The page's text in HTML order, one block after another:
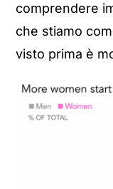
comprendere
che stiamo
visto prima è